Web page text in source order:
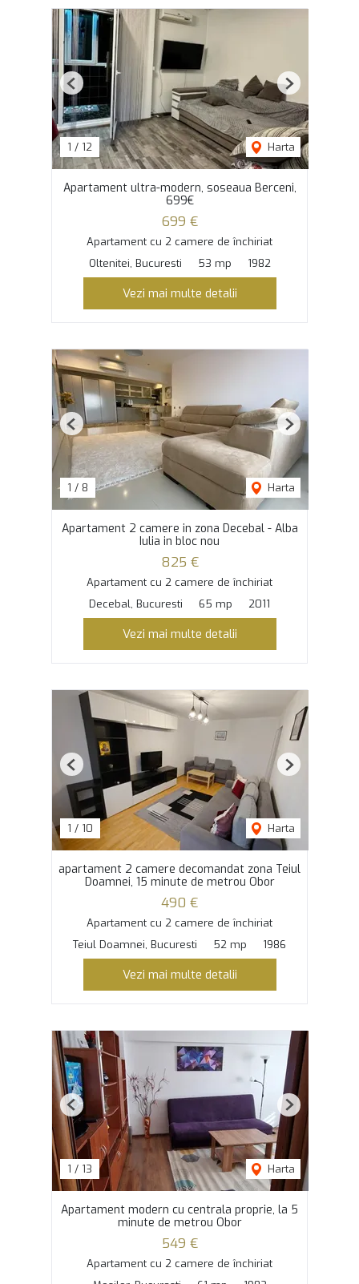
1 / 12 Harta
Previous Next
Apartament ultra-modern, soseaua Berceni,
699€
699 €
Apartament cu 2 camere de închiriat
Oltenitei, Bucuresti
53 mp 1982
Vezi mai multe detalii
1 / 8 Harta
Previous Next
Apartament 2 camere in zona Decebal - Alba
Iulia in bloc nou
825 €
Apartament cu 2 camere de închiriat
Decebal, Bucuresti
65 mp 2011
Vezi mai multe detalii
1 / 10 Harta
Previous Next
apartament 2 camere decomandat zona Teiul
Doamnei, 15 minute de metrou Obor
490 €
Apartament cu 2 camere de închiriat
Teiul Doamnei, Bucuresti
52 mp 1986
Vezi mai multe detalii
1 / 13 Harta
Previous Next
Apartament modern cu centrala proprie, la 5
minute de metrou Obor
549 €
Apartament cu 2 camere de închiriat